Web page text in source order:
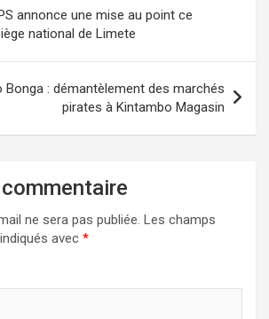
annonce une mise au point ce
national de Limete
Bonga : démantèlement des marchés
pirates à Kintambo Magasin
ne sera pas publiée. Les champs
avec *